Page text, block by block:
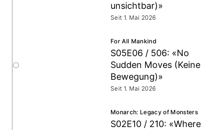
unsichtbar)»
Seit 1. Mai 2026
For All Mankind
S05E06 / 506: «No
Sudden Moves (Keine
Bewegung)»
Seit 1. Mai 2026
Monarch: Legacy of Monsters
S02E10 / 210: «Where